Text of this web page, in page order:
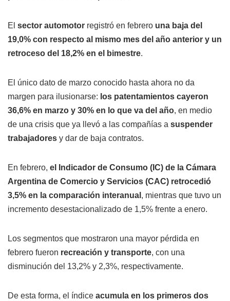
El sector automotor registró en febrero una baja del
19,0% con respecto al mismo mes del año anterior y un
retroceso del 18,2% en el bimestre.
El único dato de marzo conocido hasta ahora no da
margen para ilusionarse: los patentamientos cayeron
36,6% en marzo y 30% en lo que va del año, en medio
de una crisis que ya llevó a las compañías a suspender
trabajadores y dar de baja contratos.
En febrero, el Indicador de Consumo (IC) de la Cámara
Argentina de Comercio y Servicios (CAC) retrocedió
3,5% en la comparación interanual , mientras que tuvo un
incremento desestacionalizado de 1,5% frente a enero.
Los segmentos que mostraron una mayor pérdida en
febrero fueron recreación y transporte, con una
disminución del 13,2% y 2,3%, respectivamente.
De esta forma, el índice acumula en los primeros dos